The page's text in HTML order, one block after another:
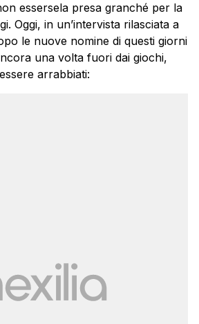
essersela presa granché per la
Oggi, in un’intervista rilasciata a
le nuove nomine di questi giorni
una volta fuori dai giochi,
arrabbiati: